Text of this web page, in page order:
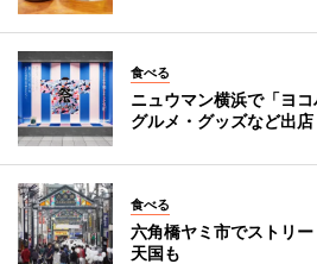
食べる
ニュウマン横浜で「ヨ
グルメ・グッズなど出店
食べる
六角橋ヤミ市でストリ
天国も